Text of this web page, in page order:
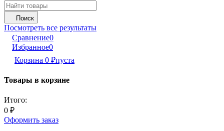
Поиск
Посмотреть все результаты
Сравнение0
Избранное0
Корзина 0 ₽пуста
Товары в корзине
Итого:
0 ₽
Оформить заказ